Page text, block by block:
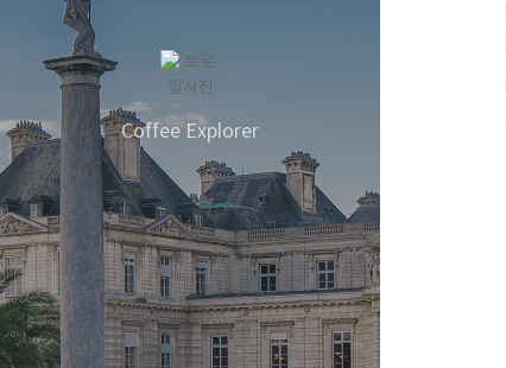
Coffee Explorer